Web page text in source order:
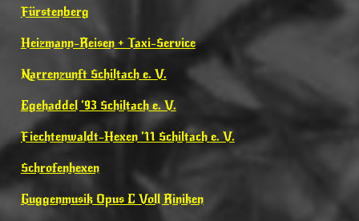
Fürstenberg
Heizmann-Reisen + Taxi-Service
Narrenzunft Schiltach e. V.
Egehaddel ’93 Schiltach e. V.
Fiechtenwaldt-Hexen ’11 Schiltach e. V.
Schrofenhexen
Guggenmusik Opus C Voll Riniken